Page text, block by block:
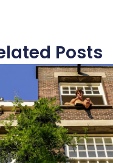
Posts